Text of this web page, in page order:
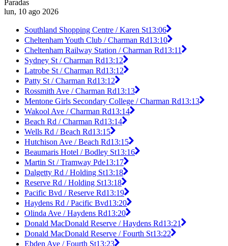
Paradas
lun, 10 ago 2026
Southland Shopping Centre / Karen St13:06
Cheltenham Youth Club / Charman Rd13:10
Cheltenham Railway Station / Charman Rd13:11
Sydney St / Charman Rd13:12
Latrobe St / Charman Rd13:12
Patty St / Charman Rd13:12
Rossmith Ave / Charman Rd13:13
Mentone Girls Secondary College / Charman Rd13:13
Wakool Ave / Charman Rd13:14
Beach Rd / Charman Rd13:14
Wells Rd / Beach Rd13:15
Hutchison Ave / Beach Rd13:15
Beaumaris Hotel / Bodley St13:16
Martin St / Tramway Pde13:17
Dalgetty Rd / Holding St13:18
Reserve Rd / Holding St13:18
Pacific Bvd / Reserve Rd13:19
Haydens Rd / Pacific Bvd13:20
Olinda Ave / Haydens Rd13:20
Donald MacDonald Reserve / Haydens Rd13:21
Donald MacDonald Reserve / Fourth St13:22
Ebden Ave / Fourth St13:23